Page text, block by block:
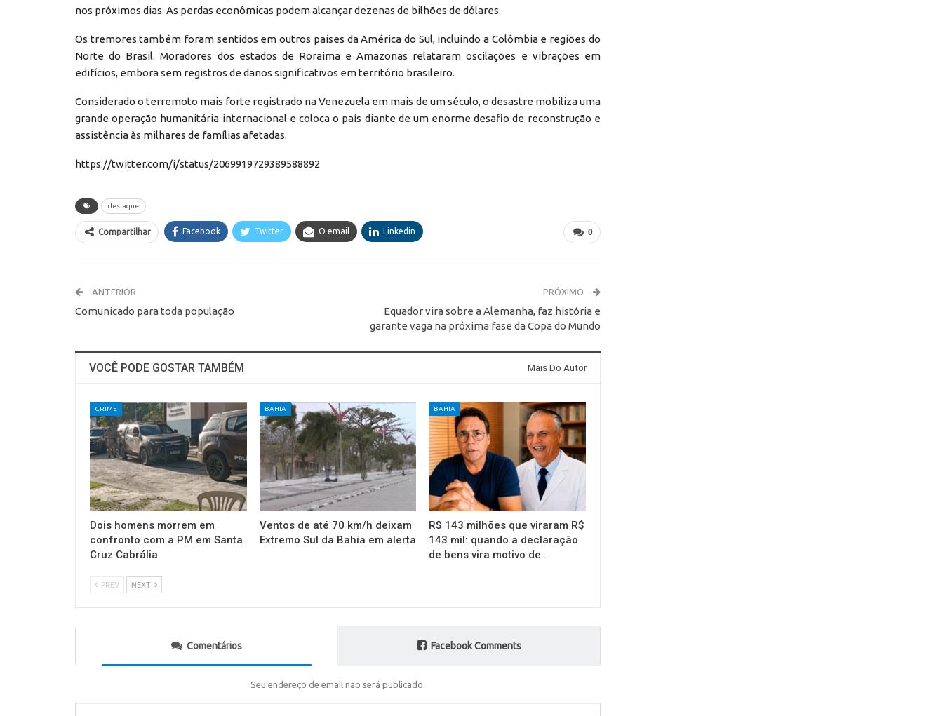
nos próximos dias. As perdas econômicas podem alcançar dezenas de bilhões de dólares.
Os tremores também foram sentidos em outros países da América do Sul, incluindo a Colômbia e regiões do
Norte do Brasil. Moradores dos estados de Roraima e Amazonas relataram oscilações e vibrações em
edifícios, embora sem registros de danos significativos em território brasileiro.
Considerado o terremoto mais forte registrado na Venezuela em mais de um século, o desastre mobiliza uma
grande operação humanitária internacional e coloca o país diante de um enorme desafio de reconstrução e
assistência às milhares de famílias afetadas.
https://twitter.com/i/status/2069919729389588892
destaque
0
Compartilhar Facebook Twitter O email Linkedin
ANTERIOR
Comunicado para toda população
PRÓXIMO
Equador vira sobre a Alemanha, faz história e
garante vaga na próxima fase da Copa do Mundo
VOCÊ PODE GOSTAR TAMBÉM Mais Do Autor
CRIME
Dois homens morrem em
confronto com a PM em Santa
Cruz Cabrália
BAHIA
Ventos de até 70 km/h deixam
Extremo Sul da Bahia em alerta
BAHIA
R$ 143 milhões que viraram R$
143 mil: quando a declaração
de bens vira motivo de…
PREV NEXT
Comentários Facebook Comments
Seu endereço de email não será publicado.